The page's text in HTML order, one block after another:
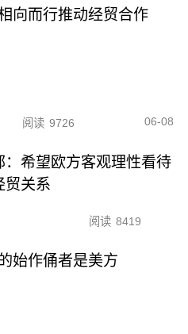
向而行推动经贸合作
阅读 9726 06-08
：希望欧方客观理性看待
贸关系
阅读 8419
始作俑者是美方